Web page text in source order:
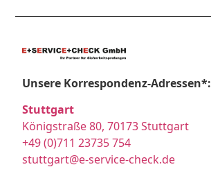
Unsere Korrespondenz-Adressen*:
Stuttgart
Königstraße 80, 70173 Stuttgart
+49 (0)711 23735 754
stuttgart@e-service-check.de